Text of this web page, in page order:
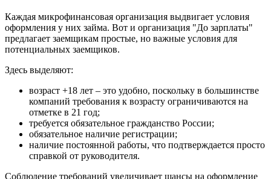
Каждая микрофинансовая организация выдвигает условия
оформления у них займа. Вот и организация "До зарплаты"
предлагает заемщикам простые, но важные условия для
потенциальных заемщиков.
Здесь выделяют:
возраст +18 лет – это удобно, поскольку в большинстве
компаний требования к возрасту ограничиваются на
отметке в 21 год;
требуется обязательное гражданство России;
обязательное наличие регистрации;
наличие постоянной работы, что подтверждается просто
справкой от руководителя.
Соблюдение требований увеличивает шансы на оформление